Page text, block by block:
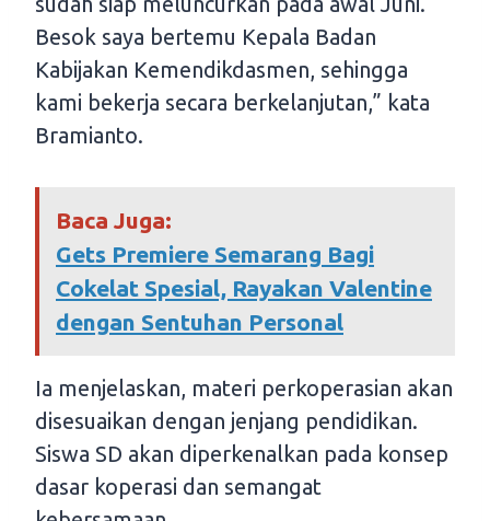
Besok saya bertemu Kepala Badan
Kabijakan Kemendikdasmen, sehingga
kami bekerja secara berkelanjutan,” kata
Bramianto.
Baca Juga:
Gets Premiere Semarang Bagi
Cokelat Spesial, Rayakan Valentine
dengan Sentuhan Personal
Ia menjelaskan, materi perkoperasian akan
disesuaikan dengan jenjang pendidikan.
Siswa SD akan diperkenalkan pada konsep
dasar koperasi dan semangat